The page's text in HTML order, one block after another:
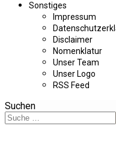
Sonstiges
Impressum
Disclaimer
Nomenklatur
Unser Team
Unser Logo
RSS Feed
Suchen